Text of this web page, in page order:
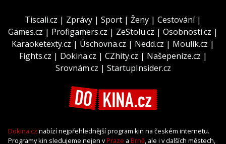
Tiscali.cz | Zprávy | Sport | Ženy | Cestování|
Games.cz | Profigamers.cz | ZeStolu.cz | Osobnosti.cz |
Karaoketexty.cz | Úschovna.cz | Nedd.cz | Moulík.cz |
Fights.cz | Dokina.cz | CZhity.cz | Našepeníze.cz |
Srovnám.cz | StartupInsider.cz
Dokina.cz nabízí nejpřehlednější program kin na českém internetu.
Programy kin sledujeme nejen vPraze a Brně, ale i v dalších městech,